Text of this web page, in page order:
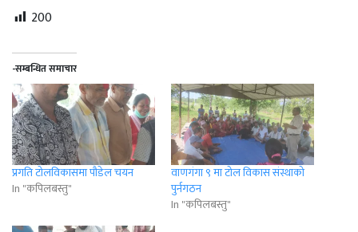
200
-सम्बन्धित समाचार
प्रगति टोलविकासमा पौडेल चयन
In "कपिलबस्तु"
वाणगंगा ९ मा टोल विकास संस्थाको
पुर्नगठन
In "कपिलबस्तु"